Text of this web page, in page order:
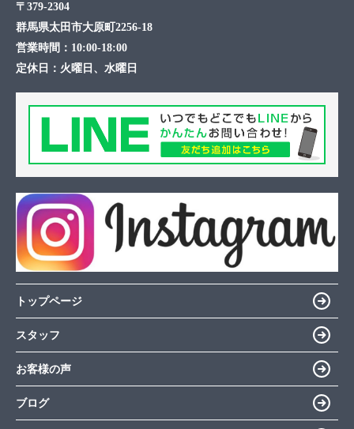
〒379-2304
群馬県太田市大原町2256-18
営業時間： 10:00-18:00
定休日： 火曜日、水曜日
トップページ
スタッフ
お客様の声
ブログ